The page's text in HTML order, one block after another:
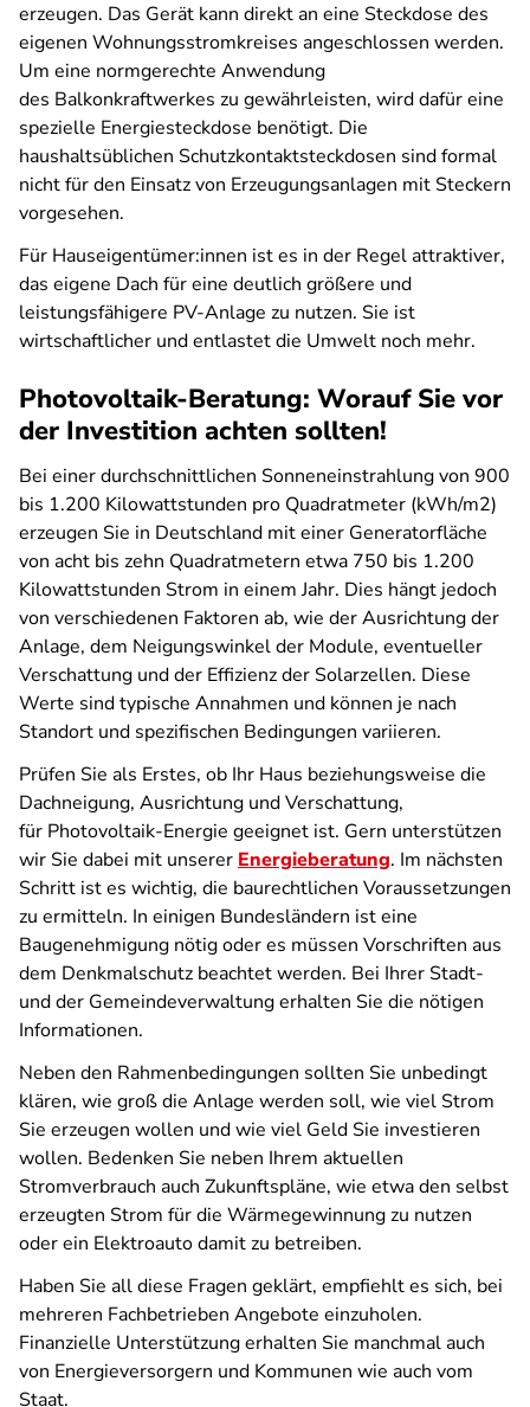
erzeugen. Das Gerät kann direkt an eine Steckdose des
eigenen Wohnungsstromkreises angeschlossen werden.
Um eine normgerechte Anwendung
des Balkonkraftwerkes zu gewährleisten, wird dafür eine
spezielle Energiesteckdose benötigt. Die
haushaltsüblichen Schutzkontaktsteckdosen sind formal
nicht für den Einsatz von Erzeugungsanlagen mit Steckern
vorgesehen.
Für Hauseigentümer:innen ist es in der Regel attraktiver,
das eigene Dach für eine deutlich größere und
leistungsfähigere PV-Anlage zu nutzen. Sie ist
wirtschaftlicher und entlastet die Umwelt noch mehr.
Photovoltaik-Beratung: Worauf Sie vor
der Investition achten sollten!
Bei einer durchschnittlichen Sonneneinstrahlung von 900
bis 1.200 Kilowattstunden pro Quadratmeter (kWh/m2)
erzeugen Sie in Deutschland mit einer Generatorfläche
von acht bis zehn Quadratmetern etwa 750 bis 1.200
Kilowattstunden Strom in einem Jahr. Dies hängt jedoch
von verschiedenen Faktoren ab, wie der Ausrichtung der
Anlage, dem Neigungswinkel der Module, eventueller
Verschattung und der Effizienz der Solarzellen. Diese
Werte sind typische Annahmen und können je nach
Standort und spezifischen Bedingungen variieren.
Prüfen Sie als Erstes, ob Ihr Haus beziehungsweise die
Dachneigung, Ausrichtung und Verschattung,
für Photovoltaik-Energie geeignet ist. Gern unterstützen
wir Sie dabei mit unserer Energieberatung. Im nächsten
Schritt ist es wichtig, die baurechtlichen Voraussetzungen
zu ermitteln. In einigen Bundesländern ist eine
Baugenehmigung nötig oder es müssen Vorschriften aus
dem Denkmalschutz beachtet werden. Bei Ihrer Stadt-
und der Gemeindeverwaltung erhalten Sie die nötigen
Informationen.
Neben den Rahmenbedingungen sollten Sie unbedingt
klären, wie groß die Anlage werden soll, wie viel Strom
Sie erzeugen wollen und wie viel Geld Sie investieren
wollen. Bedenken Sie neben Ihrem aktuellen
Stromverbrauch auch Zukunftspläne, wie etwa den selbst
erzeugten Strom für die Wärmegewinnung zu nutzen
oder ein Elektroauto damit zu betreiben.
Haben Sie all diese Fragen geklärt, empfiehlt es sich, bei
mehreren Fachbetrieben Angebote einzuholen.
Finanzielle Unterstützung erhalten Sie manchmal auch
von Energieversorgern und Kommunen wie auch vom
Staat.